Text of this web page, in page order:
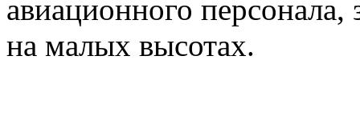
авиационного
на малых высотах.